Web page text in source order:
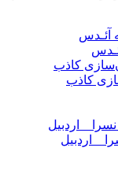
کاذب
_ اردبیل